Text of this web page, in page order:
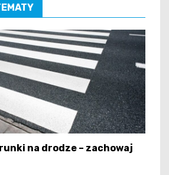
na drodze – zachowaj